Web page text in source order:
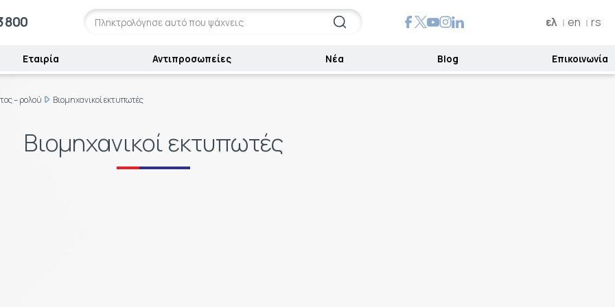
800 ελ en rs
Εταιρία Αντιπροσωπείες Νέα Blog Επικοινωνία
– ρολού Βιομηχανικοί εκτυπωτές
Βιομηχανικοί εκτυπωτές